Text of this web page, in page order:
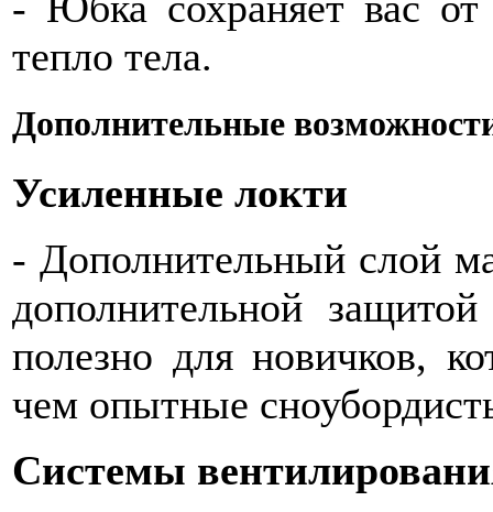
тепло тела.
Дополнительные
Усиленные локти
- Дополнительный слой
дополнительной
полезно для новичков,
чем опытные
Системы